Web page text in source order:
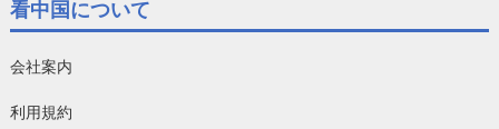
看中国について
会社案内
利用規約